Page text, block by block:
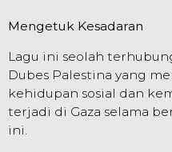
Mengetuk Kesadaran
Lagu ini seolah
Dubes Palestina yang
kehidupan sosial dan
terjadi di Gaza selama
ini.